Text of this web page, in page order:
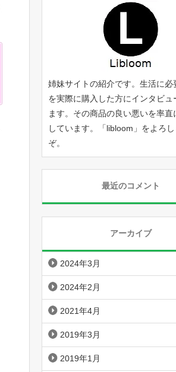
姉妹サイトの紹介です。生活に必
を実際に購入した方にインタビュ
ます。その商品の良い悪いを率直
しています。「libloom 」をよろ
ぞ。
最近のコメント
アーカイブ
2024年3月
2024年2月
2021年4月
2019年3月
2019年1月